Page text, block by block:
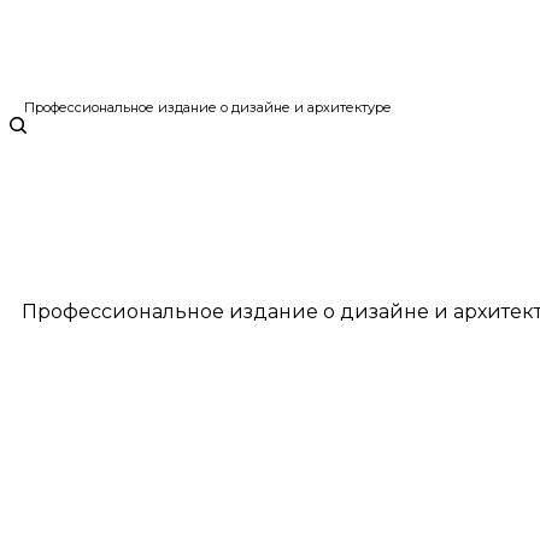
Профессиональное издание о дизайне и архитектуре
Профессиональное издание о дизайне и